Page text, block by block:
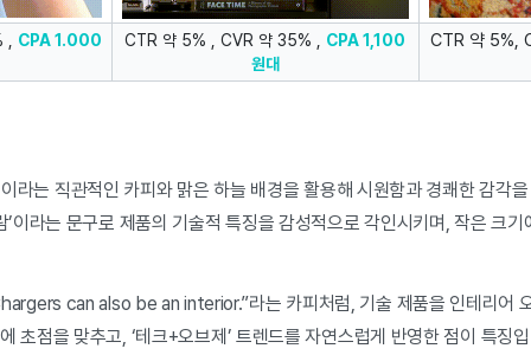
, CPA 1.000 CTR 약 5% , CVR 약 35% , CPA 1,100
원대
CTR 약 5%,
이라는 직관적인 카피와 맑은 하늘 배경을 활용해 시원함과 경쾌한 감각
’이라는 문구로 제품의 기술적 특징을 감성적으로 각인시키며, 작은 크
can also be an interior.”라는 카피처럼, 기술 제품을 인테리어
초점을 맞추고, ‘테크+오브제’ 트렌드를 자연스럽게 반영한 점이 특징